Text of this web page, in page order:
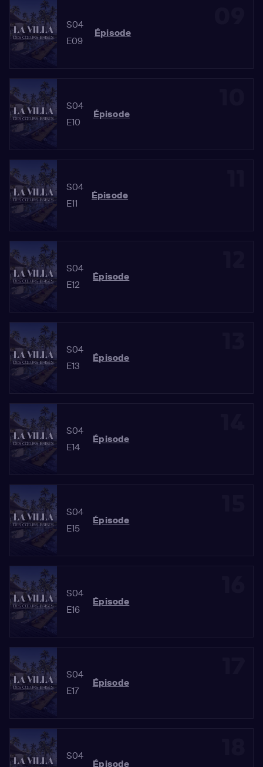
S04
E09
Épisode
S04
E10
Épisode
S04
E11
Épisode
S04
E12
Épisode
S04
E13
Épisode
S04
E14
Épisode
S04
E15
Épisode
S04
E16
Épisode
S04
E17
Épisode
S04
Épisode